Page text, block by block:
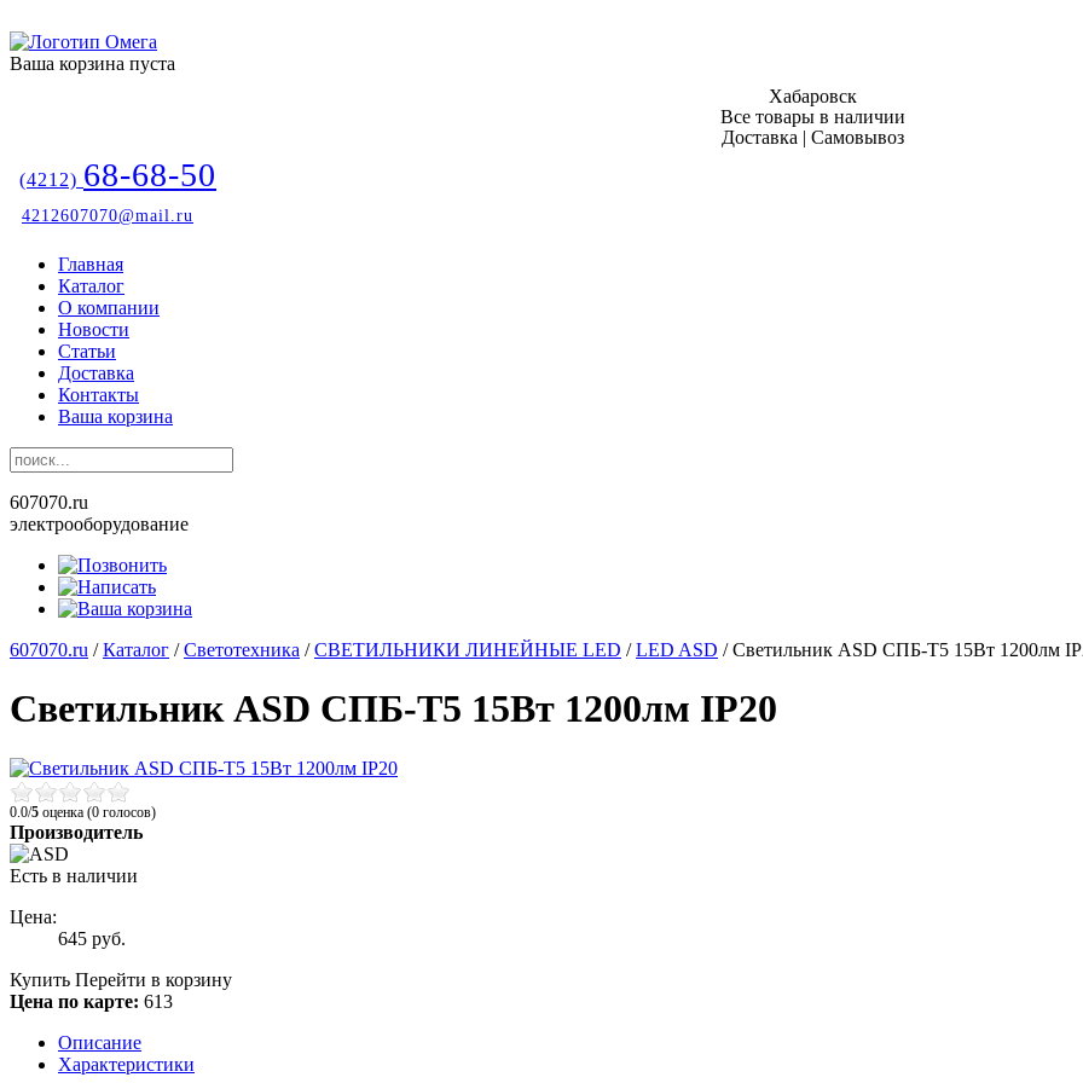
Ваша корзина пуста
Хабаровск
Все товары в наличии
Доставка | Самовывоз
(4212) 68-68-50
4212607070@mail.ru
Главная
Каталог
О компании
Новости
Статьи
Доставка
Контакты
Ваша корзина
607070.ru
электрооборудование
607070.ru /Каталог /Светотехника /СВЕТИЛЬНИКИ ЛИНЕЙНЫЕ LED /LED ASD /Светильник ASD СПБ-Т5 15Вт 1200лм
Светильник ASD СПБ-Т5 15Вт 1200лм IP20
0.0/5 оценка (0 голосов)
Производитель
Есть в наличии
Цена:
645 руб.
Купить Перейти в корзину
Цена по карте: 613
Описание
Характеристики